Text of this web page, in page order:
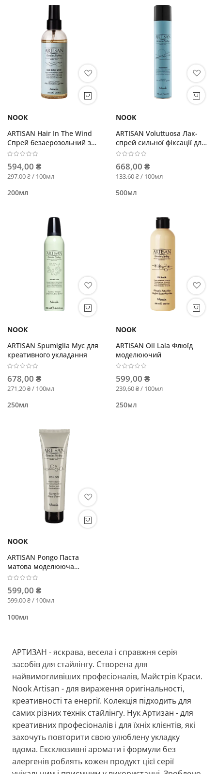
NOOK
ARTISAN Hair In The Wind
Спрей безаерозольний з
ефектом мокрого волосся
594,00 ₴
297,00 ₴ / 100мл
200мл
NOOK
ARTISAN Voluttuosa Лак-
спрей сильної фіксації для
застосування при вологій
668,00 ₴
133,60 ₴ / 100мл
500мл
NOOK
ARTISAN Spumiglia Мус для
креативного укладання
678,00 ₴
271,20 ₴ / 100мл
250мл
NOOK
ARTISAN Oil Lala Флюїд
моделюючий
599,00 ₴
239,60 ₴ / 100мл
250мл
NOOK
ARTISAN Pongo Паста
матова моделююча
сильної фіксації
599,00 ₴
599,00 ₴ / 100мл
100мл
АРТИЗАН - яскрава, весела і справжня серія
засобів для стайлінгу. Створена для
найвимогливіших професіоналів, Майстрів Краси.
Nook Artisan - для вираження оригінальності,
креативності та енергії. Колекція підходить для
самих різних технік стайлінгу. Нук Артизан - для
креативних професіоналів і для їхніх клієнтів, які
захочуть повторити свою улюблену укладку
вдома. Ексклюзивні аромати і формули без
алергенів роблять кожен продукт цієї серії